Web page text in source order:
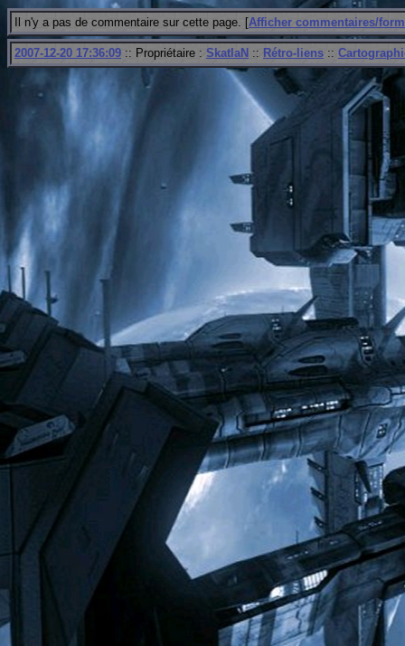
Il n'y a pas de commentaire sur cette page. [Afficher commentaires/
2007-12-20 17:36:09 :: Propriétaire : SkatlaN :: Rétro-liens ::